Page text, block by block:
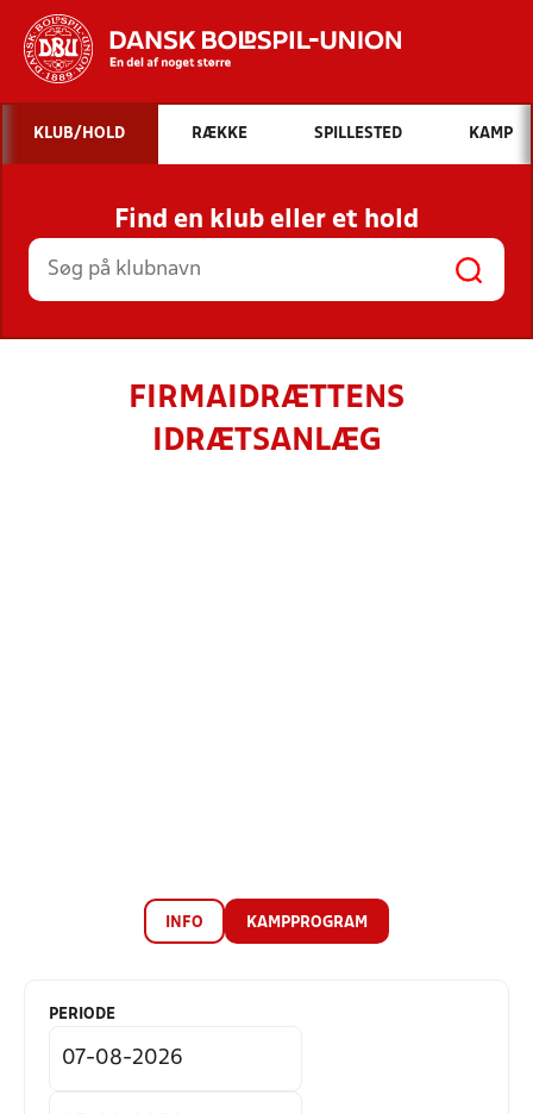
Hvad vil du søge efter?
INDHOLD OG NYHEDER
STILLINGER, RESULTATER, KLUBBER OG
HOLD
KLUB/HOLD RÆKKE SPILLESTED KAMP
Find en klub eller et hold
FIRMAIDRÆTTENS
IDRÆTSANLÆG
INFO KAMPPROGRAM
PERIODE